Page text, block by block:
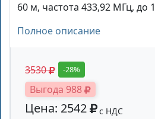
60 м, частота 433,92 МГц, до
Полное описание
3530 -28%
Выгода 988
Цена: 2542 с НДС